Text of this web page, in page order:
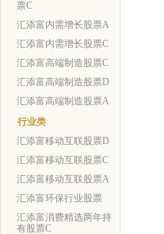
票C
汇添富内需增长股票A
汇添富内需增长股票C
汇添富高端制造股票C
汇添富高端制造股票D
汇添富高端制造股票A
行业类
汇添富移动互联股票D
汇添富移动互联股票C
汇添富移动互联股票A
汇添富环保行业股票
汇添富消费精选两年持
有股票C